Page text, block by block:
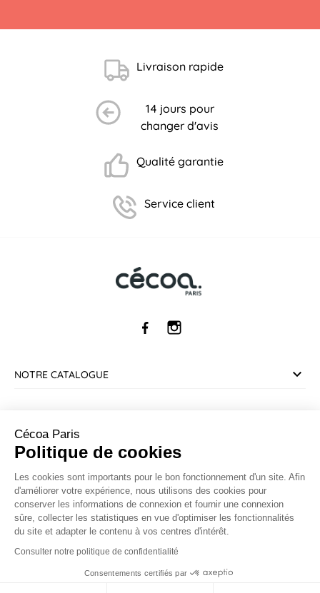
Livraison rapide
14 jours pour
changer d'avis
Qualité garantie
Service client
NOTRE CATALOGUE
INFORMATIONS
CONTACT
Marchand approuvé par la Société des Avis Garantis,
Cécoa Paris
Politique de cookies
Les cookies sont importants pour le bon fonctionnement d'un site. Afin
d'améliorer votre expérience, nous utilisons des cookies pour
conserver les informations de connexion et fournir une connexion
sûre, collecter les statistiques en vue d'optimiser les fonctionnalités
du site et adapter le contenu à vos centres d'intérêt.
Consulter notre politique de confidentialité
Consentements certifiés par